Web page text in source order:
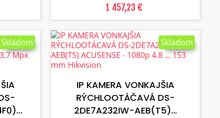
1 457,23 €
Skladom
VLOŽIŤ DO KOŠÍKA
IP KAMERA VONKAJŠIA
RÝCHLOOTÁČAVÁ DS-
2DE7A232IW-AEB(T5)...
Skladom